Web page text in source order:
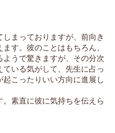
まっておりますが、前向き
す。彼のことはもちろん、
うで驚きますが、その分次
いる気がして、先生に占っ
こったりいい方向に進展し
素直に彼に気持ちを伝えら